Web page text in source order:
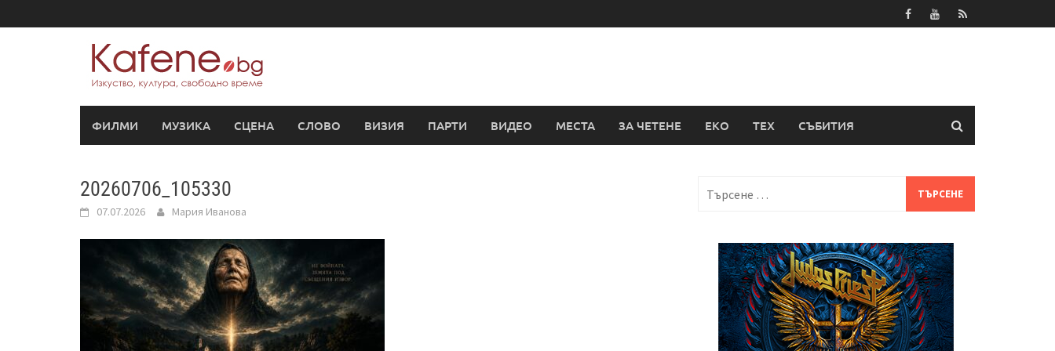
to
ФИЛМИ МУЗИКА СЦЕНА СЛОВО ВИЗИЯ ПАРТИ ВИДЕО МЕСТА ЗА ЧЕТЕНЕ ЕКО ТЕХ СЪБИТИЯ
20260706_105330
07.07.2026 Мария Иванова
за: